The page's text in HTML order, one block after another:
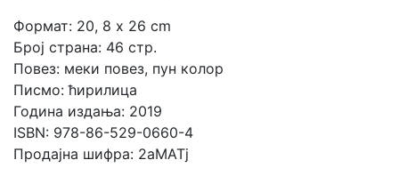
Формат: 20, 8 x 26 cm
Број страна: 46 стр.
Повез: меки повез, пун колор
Писмо: ћирилица
Година издања: 2019
ISBN: 978-86-529-0660-4
Продајна шифра: 2aMATj